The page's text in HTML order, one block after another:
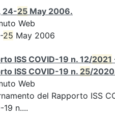
24-25 May 2006.
Web
25 May 2006
ISS COVID-19 n. 12/2021
ISS COVID-19 n. 25/
Web
del Rapporto ISS
19 n....